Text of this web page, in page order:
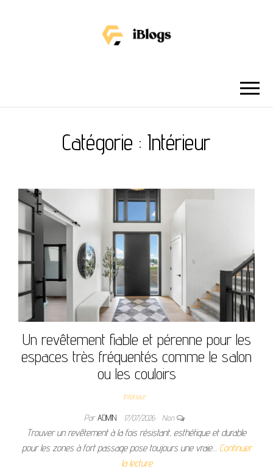
Catégorie : Intérieur
Un revêtement fiable et pérenne pour les
espaces très fréquentés comme le salon
ou les couloirs
Intérieur
ParADMIN 17/07/2026 Non
Trouver un revêtement à la fois résistant, esthétique et durable
pour les zones à fort passage pose toujours une vraie… Continuer
la lecture